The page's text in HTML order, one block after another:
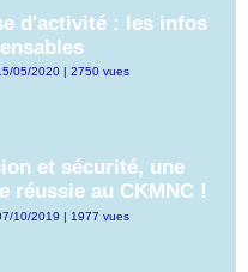
d'activité : les infos
05/2020 | 2750 vues
et sécurité, une
réussie au CKMNC !
10/2019 | 1977 vues